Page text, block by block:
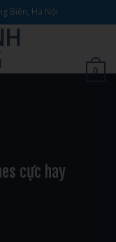
Biên, Hà Nội.
0
cực hay